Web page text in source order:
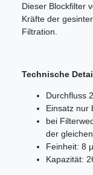
Dieser Blockfilter
Kräfte der
Filtration.
Technische
Durchfluss
Einsatz nur
bei
der
Feinheit: 8
Kapazität: